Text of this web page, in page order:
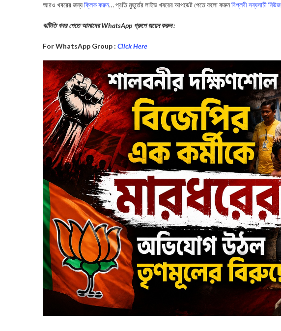
আরও খবরের জন্যক্লিক করুন… প্রতি মুহূর্তের লাইভ খবরের আপডেট পেতে ফলো করুনবিপ্লবী সব্যসাচী নিউজ
ঝটিতি খবর পেতে আমাদের WhatsApp গ্রুপে জয়েন করুন :
For WhatsApp Group : Click Here